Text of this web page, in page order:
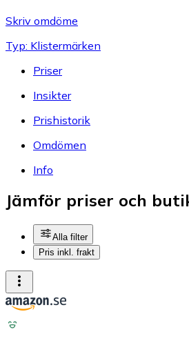
Skriv omdöme
Typ: Klistermärken
Priser
Insikter
Prishistorik
Omdömen
Info
Jämför priser och
Alla filter
Pris inkl. frakt